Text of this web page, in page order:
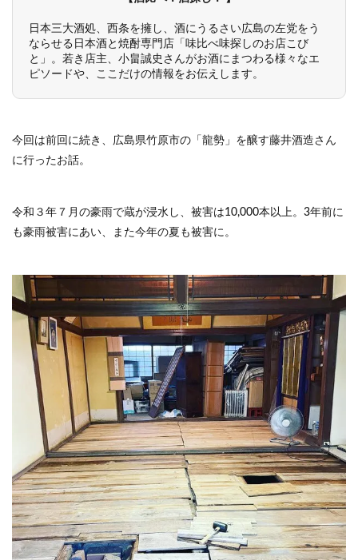
日本三大酒処、西条を擁し、酒にうるさい広島の左党をう
ならせる日本酒と焼酎専門店「味比べ味探しのお店こび
と」。若き店主、小畠誠史さんがお酒にまつわる様々なエ
ピソードや、ここだけの情報をお伝えします。
今回は前回に続き、広島県竹原市の「龍勢」を醸す藤井酒造さん
に行ったお話。
令和３年７月の豪雨で蔵が浸水し、被害は10,000本以上。3年前に
も豪雨被害にあい、また今年の夏も被害に。